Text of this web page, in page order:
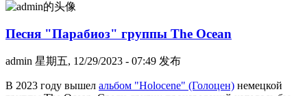
Песня "Парабиоз" группы The Ocean
admin 星期五, 12/29/2023 - 07:49 发布
В 2023 году вышел альбом "Holocene" (Голоцен) немецкой